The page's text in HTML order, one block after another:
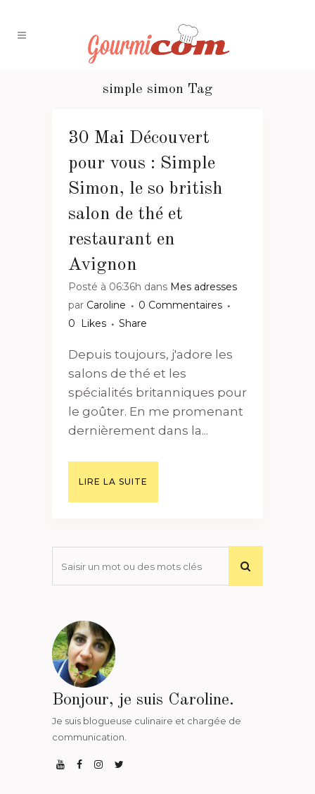
simple simon Tag
30 Mai Découvert
pour vous : Simple
Simon, le so british
salon de thé et
restaurant en
Avignon
Posté à 06:36h dans Mes adresses
par Caroline
0 Commentaires
0
Likes Share
Depuis toujours, j'adore les
salons de thé et les
spécialités britanniques pour
le goûter. En me promenant
dernièrement dans la...
LIRE LA SUITE
Bonjour, je suis Caroline.
Je suis blogueuse culinaire et chargée de
communication.